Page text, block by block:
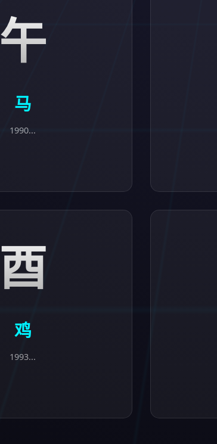
午
马
1990...
酉
鸡
1993...